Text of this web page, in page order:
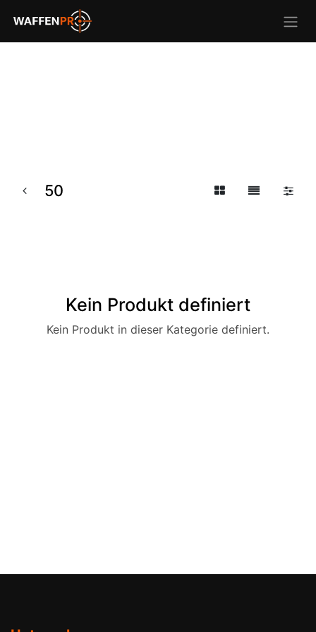
50
Kein Produkt definiert
Kein Produkt in dieser Kategorie definiert.